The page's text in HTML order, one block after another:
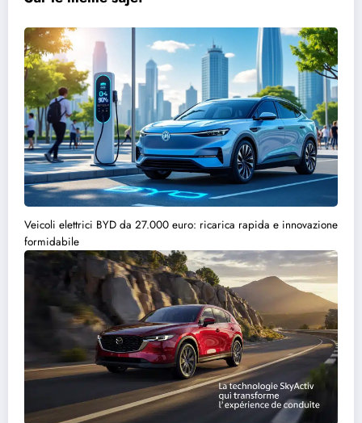
Veicoli elettrici BYD da 27.000 euro: ricarica rapida e innovazione
formidabile